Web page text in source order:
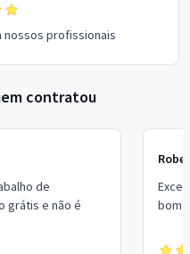
profissionais
contratou
de
grátis e não é
bom